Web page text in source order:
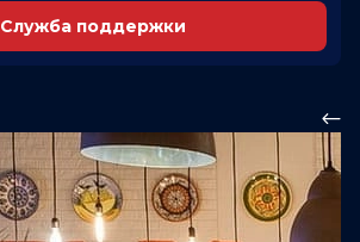
Служба поддержки